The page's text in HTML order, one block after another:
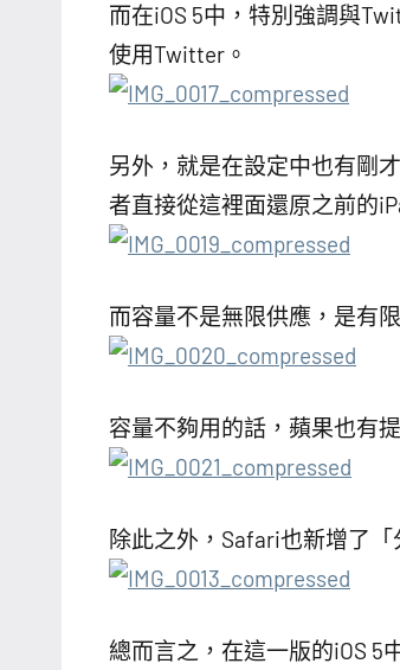
而在iOS 5中，特別強調與
使用Twitter。
另外，就是在設定中也有剛
者直接從這裡面還原之前的
而容量不是無限供應，是有
容量不夠用的話，蘋果也有
除此之外，Safari也新增了
總而言之，在這一版的iOS 5